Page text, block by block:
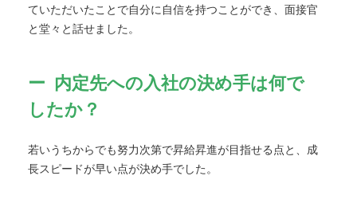
ていただいたことで自分に自信を持つことができ、面接官
と堂々と話せました。
内定先への入社の決め手は何で
したか？
若いうちからでも努力次第で昇給昇進が目指せる点と、成
長スピードが早い点が決め手でした。